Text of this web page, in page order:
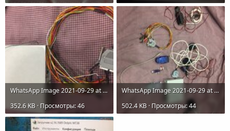
WhatsApp Image 2021-09-29 at 18.53.54.jpeg
352.6 KB · Просмотры: 46
WhatsApp Image 2021-09-29 at 18.53.52.jpeg
502.4 KB · Просмотры: 44